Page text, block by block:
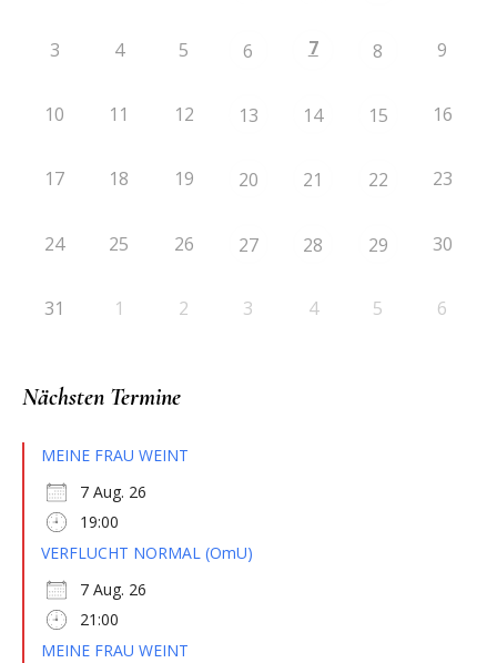
3 4 5 6 7 8 9
10 11 12 13 14 15 16
17 18 19 20 21 22 23
24 25 26 27 28 29 30
31 1 2 3 4 5 6
Nächsten Termine
MEINE FRAU WEINT
7 Aug. 26
19:00
VERFLUCHT NORMAL (OmU)
7 Aug. 26
21:00
MEINE FRAU WEINT